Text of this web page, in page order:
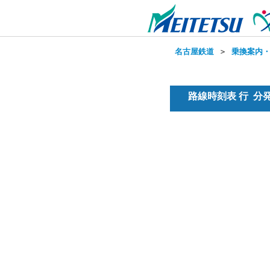
名古屋鉄道 ＞ 乗換案内
路線時刻表 行 分